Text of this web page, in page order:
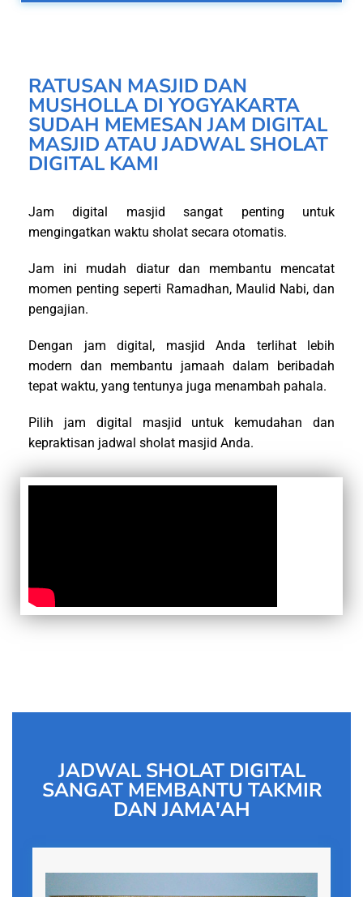
RATUSAN MASJID DAN
MUSHOLLA DI YOGYAKARTA
SUDAH MEMESAN JAM DIGITAL
MASJID ATAU JADWAL SHOLAT
DIGITAL KAMI
Jam digital masjid sangat penting untuk
mengingatkan waktu sholat secara otomatis.
Jam ini mudah diatur dan membantu mencatat
momen penting seperti Ramadhan, Maulid Nabi, dan
pengajian.
Dengan jam digital, masjid Anda terlihat lebih
modern dan membantu jamaah dalam beribadah
tepat waktu, yang tentunya juga menambah pahala.
Pilih jam digital masjid untuk kemudahan dan
kepraktisan jadwal sholat masjid Anda.
JADWAL SHOLAT DIGITAL
SANGAT MEMBANTU TAKMIR
DAN JAMA'AH